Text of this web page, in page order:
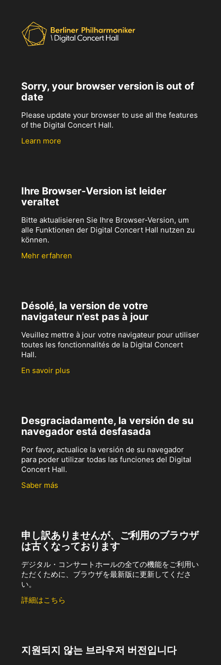
Sorry, your browser version is out of
date
Please update your browser to use all the features
of the Digital Concert Hall.
Learn more
Ihre Browser-Version ist leider
veraltet
Bitte aktualisieren Sie Ihre Browser-Version, um
alle Funktionen der Digital Concert Hall nutzen zu
können.
Mehr erfahren
Désolé, la version de votre
navigateur n’est pas à jour
Veuillez mettre à jour votre navigateur pour utiliser
toutes les fonctionnalités de la Digital Concert
Hall.
En savoir plus
Desgraciadamente, la versión de su
navegador está desfasada
Por favor, actualice la versión de su navegador
para poder utilizar todas las funciones del Digital
Concert Hall.
Saber más
申し訳ありませんが、ご利用のブラウザ
は古くなっております
デジタル・コンサートホールの全ての機能をご利用い
ただくために、ブラウザを最新版に更新してくださ
い。
詳細はこちら
지원되지 않는 브라우저 버전입니다